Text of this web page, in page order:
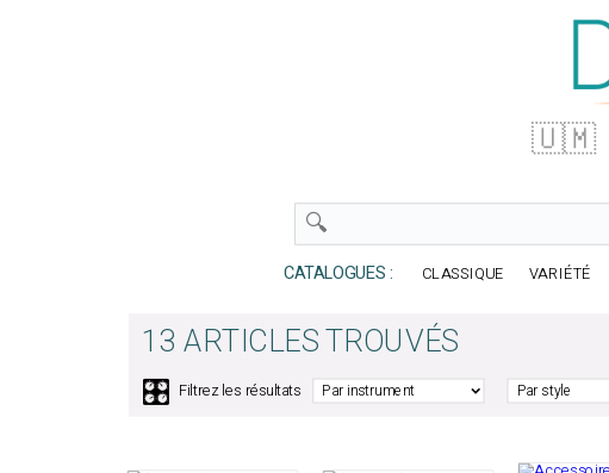
🇺🇲
CATALOGUES : CLASSIQUE VARIÉTÉ
13 ARTICLES TROUVÉS
🎛️ Filtrez les résultats